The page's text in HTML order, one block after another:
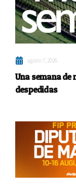
agosto 7, 2026
Una semana
despedidas